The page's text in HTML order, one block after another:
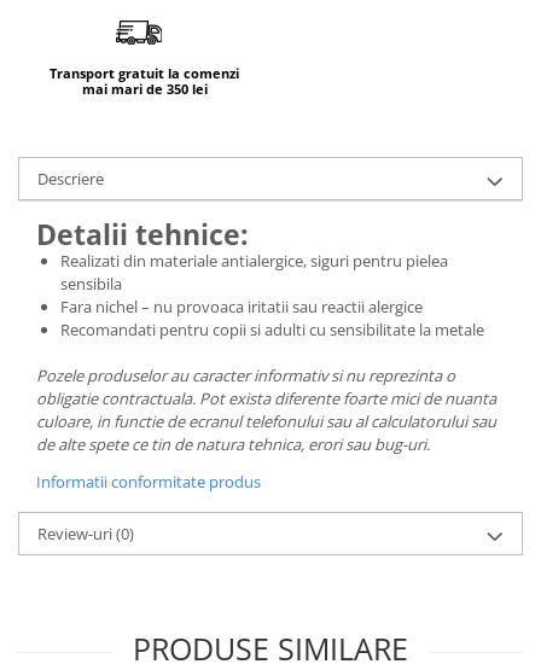
Transport gratuit la comenzi
mai mari de 350 lei
Descriere
Detalii tehnice:
Realizati din materiale antialergice, siguri pentru pielea
sensibila
Fara nichel – nu provoaca iritatii sau reactii alergice
Recomandati pentru copii si adulti cu sensibilitate la metale
Pozele produselor au caracter informativ si nu reprezinta o
obligatie contractuala. Pot exista diferente foarte mici de nuanta
culoare, in functie de ecranul telefonului sau al calculatorului sau
de alte spete ce tin de natura tehnica, erori sau bug-uri.
Informatii conformitate produs
Review-uri(0)
PRODUSE SIMILARE